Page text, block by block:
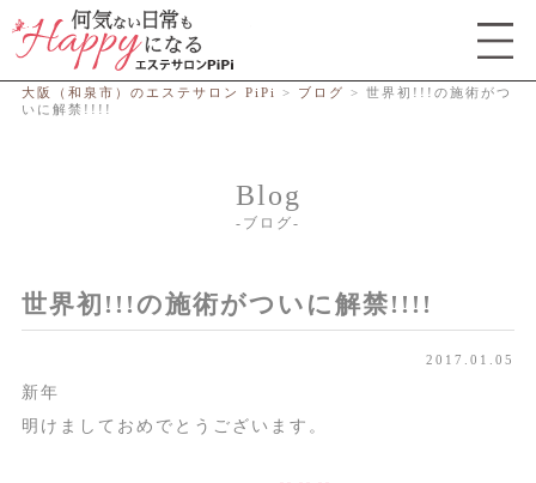
大阪（和泉市）のエステサロン PiPi > ブログ > 世界初!!!の施術がつ
いに解禁!!!!
Blog
ブログ
世界初!!!の施術がついに解禁!!!!
2017.01.05
新年
明けましておめでとうございます。